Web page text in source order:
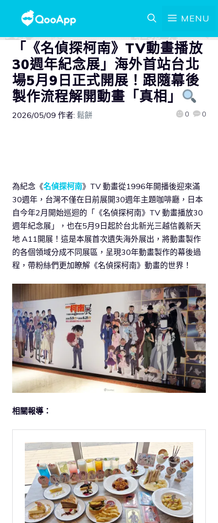
MENU
「《名偵探柯南》TV動畫播放
30週年紀念展」海外首站台北
場5月9日正式開展！跟隨幕後
製作流程解開動畫「真相」
2026/05/09 作者: 鬆餅 0 0
為紀念《名偵探柯南》TV 動畫從1996年開播後迎來滿
30週年，台灣不僅在日前展開30週年主題咖啡廳，日本
自今年2月開始巡迴的「《名偵探柯南》TV 動畫播放30
週年紀念展」，也在5月9日起於台北新光三越信義新天
地 A11開展！這是本展首次遺失海外展出，將動畫製作
的各個領域分成不同展區，呈現30年動畫製作的幕後過
程，帶粉絲們更加瞭解《名偵探柯南》動畫的世界！
相關報導：